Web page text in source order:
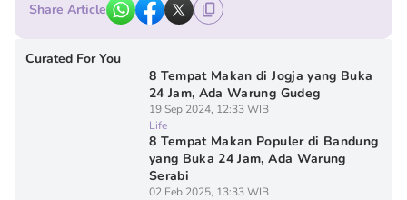
Share Article
Curated For You
8 Tempat Makan di Jogja yang Buka
24 Jam, Ada Warung Gudeg
19 Sep 2024, 12:33 WIB
Life
8 Tempat Makan Populer di Bandung
yang Buka 24 Jam, Ada Warung
Serabi
02 Feb 2025, 13:33 WIB